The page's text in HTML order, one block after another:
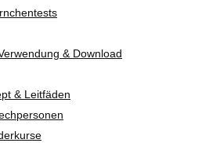
& Download
& Leitfäden